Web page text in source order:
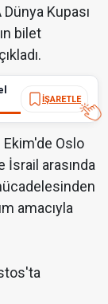
Kupası
bilet
İŞARETLE
Ekim'de Oslo
İsrail arasında
amacıyla